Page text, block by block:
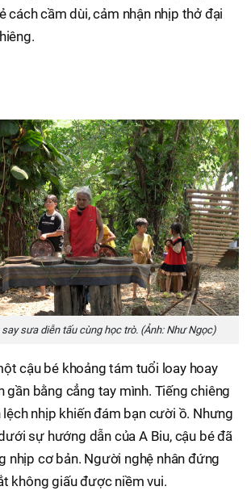
cách cầm dùi, cảm nhận nhịp thở đại
say sưa diễn tấu cùng học trò. (Ảnh: Như Ngọc)
cậu bé khoảng tám tuổi loay hoay
gần bằng cẳng tay mình. Tiếng chiêng
lệch nhịp khiến đám bạn cười ồ. Nhưng
sự hướng dẫn của A Biu, cậu bé đã
nhịp cơ bản. Người nghệ nhân đứng
không giấu được niềm vui.